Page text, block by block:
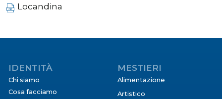
Locandina
IDENTITÀ
Chi siamo
Cosa facciamo
MESTIERI
Alimentazione
Artistico